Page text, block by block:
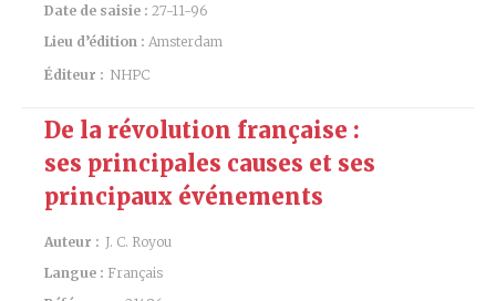
Date de saisie : 27-11-96
Lieu d’édition : Amsterdam
Éditeur : NHPC
De la révolution française :
ses principales causes et ses
principaux événements
Auteur : J. C. Royou
Langue : Français